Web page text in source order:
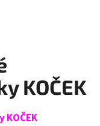
KOČEK
KOČEK